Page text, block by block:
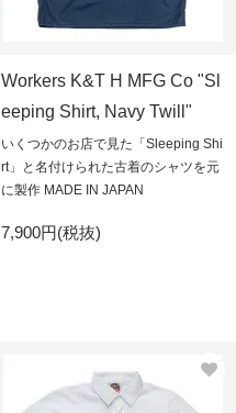
Workers K&T H MFG Co "Sl
eeping Shirt, Navy Twill"
いくつかのお店で見た「Sleeping Shi
rt」と名付けられた古着のシャツを元
に製作 MADE IN JAPAN
7,900円(税抜)